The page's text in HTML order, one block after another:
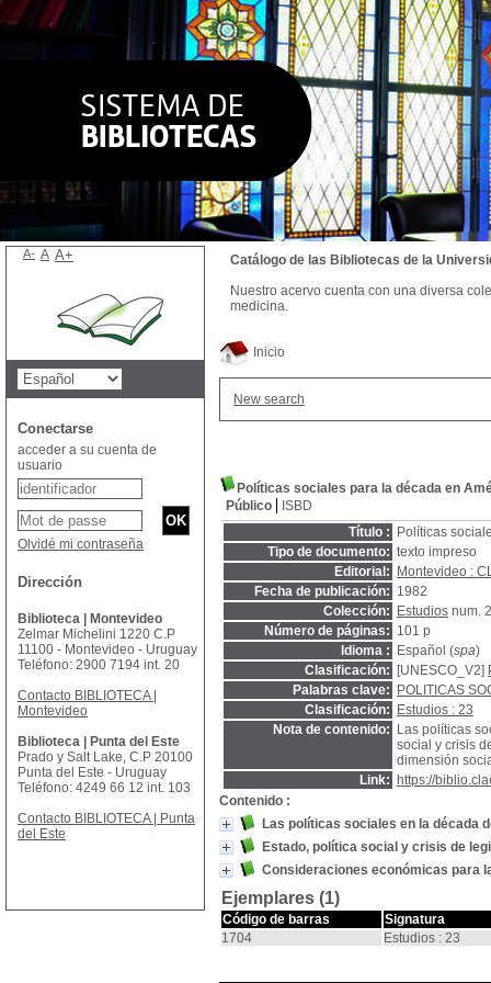
Inicio
New search
Políticas sociales para la década en
Público
ISBD
Título :
Políticas
Tipo de documento: texto impreso
Editorial:
Montevideo :
Fecha de publicación: 1982
Colección:
Estudios num.
Número de páginas: 101 p
Idioma :
Español (spa)
Clasificación:
[UNESCO_V2]
Palabras clave:
POLITICAS
Clasificación:
Estudios : 23
Nota de contenido:
Las políticas
social y crisis
dimensión
Link:
https://
Contenido :
Las políticas sociales en la década
Estado, política social y crisis de
Consideraciones económicas para
Ejemplares (1)
Código de barras
Signatura
1704
Estudios : 23
Catálogo de las Bibliotecas de la
Nuestro acervo cuenta con una diversa
medicina.
A- A A+
Conectarse
acceder a su cuenta de
usuario
Olvidé mi contraseña
Dirección
Biblioteca | Montevideo
Zelmar Michelini 1220 C.P
11100 - Montevideo - Uruguay
Teléfono: 2900 7194 int. 20
Contacto BIBLIOTECA |
Montevideo
Biblioteca | Punta del Este
Prado y Salt Lake, C.P 20100
Punta del Este - Uruguay
Teléfono: 4249 66 12 int. 103
Contacto BIBLIOTECA | Punta
del Este